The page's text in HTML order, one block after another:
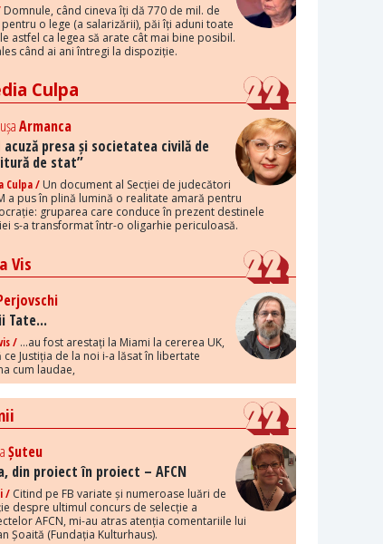
Domnule, când cineva îți dă 770 de mil. de
o lege (a salarizării), păi îți aduni toate
astfel ca legea să arate cât mai bine posibil.
când ai ani întregi la dispoziție.
Culpa
Armanca
acuză presa și societatea civilă de
de stat”
Culpa / Un document al Secției de judecători
a pus în plină lumină o realitate amară pentru
gruparea care conduce în prezent destinele
s-a transformat într-o oligarhie periculoasă.
Vis
Tate...
/ ...au fost arestați la Miami la cererea UK,
ce Justiția de la noi i-a lăsat în libertate
cum laudae,
Șuteu
din proiect în proiect – AFCN
/ Citind pe FB variate și numeroase luări de
despre ultimul concurs de selecție a
AFCN, mi-au atras atenția comentariile lui
Șoaită (Fundația Kulturhaus).